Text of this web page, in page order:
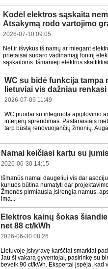
Kodėl elektros sąskaita
Atsakymą rodo vartojimo
2026-07-10 09:05
Net ir išvykus iš namų ar miegant
prietaisai sudaro vadinamąjį foninį
sąskaitoms. Išmanieji elektros
WC su bidė funkcija tampa
lietuviai vis dažniau
2026-07-09 11:49
WC puodai su integruota apiplovimo
interjerų sprendimas. Pastaraisiais
tarp būstą renovuojančių žmonių.
Namai keičiasi kartu su
2026-06-30 14:15
Išmanūs namai daugeliui vis dar
kuriuos būtina numatyti dar
Žmonės pirmiausia įsirengia namus,
ima...
Elektros kainų šokas
net 88 ct/kWh
2026-06-30 08:26
Lietuvoje įsivyravę karščiai smarkiai
Jau šį vakarą gyventojai, pasirinkę su
beveik 90 ct/kWh. Ekspertai įspėja, kad